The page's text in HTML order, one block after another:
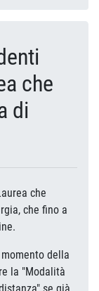
che
di
che
che fino a
della
la "Modalità